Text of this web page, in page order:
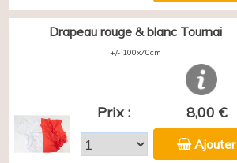
Drapeau rouge & blanc Tournai
+/- 100x70cm
Prix : 8,00 €
Ajouter